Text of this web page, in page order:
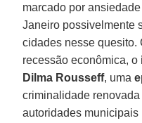
marcado por
Janeiro possivelmente
cidades nesse quesito.
recessão econômica, o
Dilma Rousseff, uma
criminalidade
autoridades